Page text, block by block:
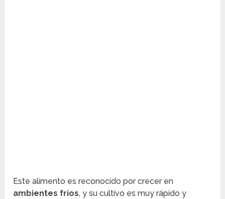
Este alimento es reconocido por crecer en
ambientes fríos, y su cultivo es muy rápido y